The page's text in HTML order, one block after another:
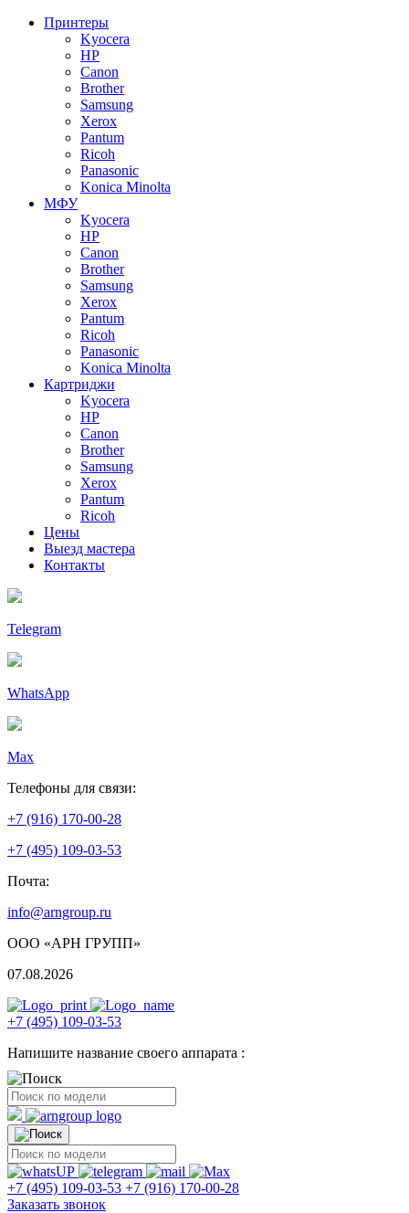
Принтеры
Kyocera
HP
Canon
Brother
Samsung
Xerox
Pantum
Ricoh
Panasonic
Konica Minolta
МФУ
Kyocera
HP
Canon
Brother
Samsung
Xerox
Pantum
Ricoh
Panasonic
Konica Minolta
Картриджи
Kyocera
HP
Canon
Brother
Samsung
Xerox
Pantum
Ricoh
Цены
Выезд мастера
Контакты
Telegram
WhatsApp
Max
Телефоны для связи:
+7 (916) 170-00-28
+7 (495) 109-03-53
Почта:
info@arngroup.ru
ООО «АРН ГРУПП»
07.08.2026
+7 (495) 109-03-53
Напишите название своего аппарата :
+7 (495) 109-03-53 +7 (916) 170-00-28
Заказать звонок